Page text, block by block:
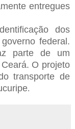
entregues
dos
federal.
parte de um
O projeto
transporte de
.